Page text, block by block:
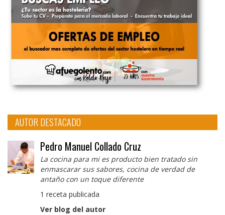
AUTOR DESTACADO
Pedro Manuel Collado Cruz
La cocina para mi es producto bien tratado sin
enmascarar sus sabores, cocina de verdad de
antaño con un toque diferente
1 receta publicada
Ver blog del autor